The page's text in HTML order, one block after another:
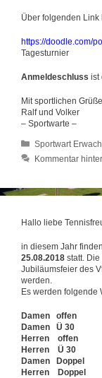
Über folgenden
https://doodle.com/
Tagesturnier
Anmeldeschluss ist
Mit sportlichen
Ralf und Volker
– Sportwarte –
Kategorien
Sportwart
Kommentar
Hallo liebe
in diesem Jahr
25.08.2018 statt.
Jubiläumsfeier des
werden.
Es werden folgende
Damen offen
Damen Ü 30
Herren offen
Herren Ü 30
Damen Doppel
Herren Doppel